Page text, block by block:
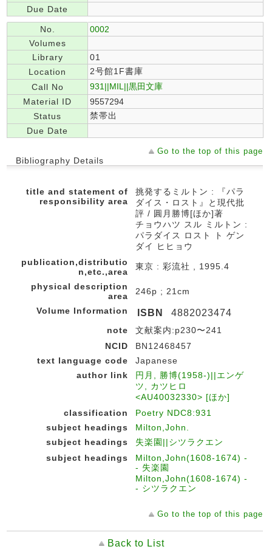
Due Date
No.
0002
Volumes
Library
01
Location
2号館1F書庫
Call No
931||MIL||黒田文庫
Material ID
9557294
Status
禁帯出
Due Date
Go to the top of this page
Bibliography Details
title and statement of
responsibility area
挑発するミルトン : 『パラ
ダイス・ロスト』と現代批
評 / 圓月勝博[ほか]著
チョウハツ スル ミルトン :
パラダイス ロスト ト ゲン
ダイ ヒヒョウ
publication,distributio
n,etc.,area
東京 : 彩流社 , 1995.4
physical description
area
246p ; 21cm
Volume Information
ISBN 4882023474
note
文献案内:p230〜241
NCID
BN12468457
text language code
Japanese
author link
円月, 勝博(1958-)||エンゲ
ツ, カツヒロ
<AU40032330> [ほか]
classification
Poetry NDC8:931
subject headings
Milton,John.
subject headings
失楽園||シツラクエン
subject headings
Milton,John(1608-1674) -
- 失楽園
Milton,John(1608-1674) -
- シツラクエン
Go to the top of this page
Back to List